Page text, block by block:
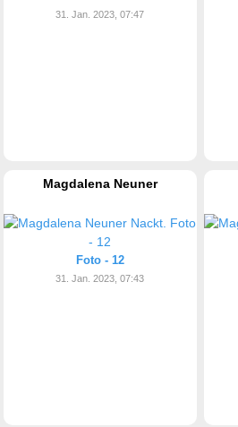
31. Jan. 2023, 07:47
Magdalena Neuner
Foto - 12
31. Jan. 2023, 07:43